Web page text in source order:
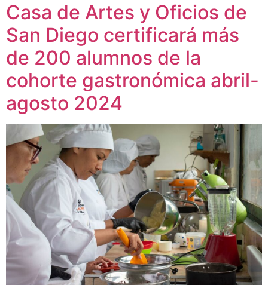
Casa de Artes y Oficios de
San Diego certificará más
de 200 alumnos de la
cohorte gastronómica abril-
agosto 2024